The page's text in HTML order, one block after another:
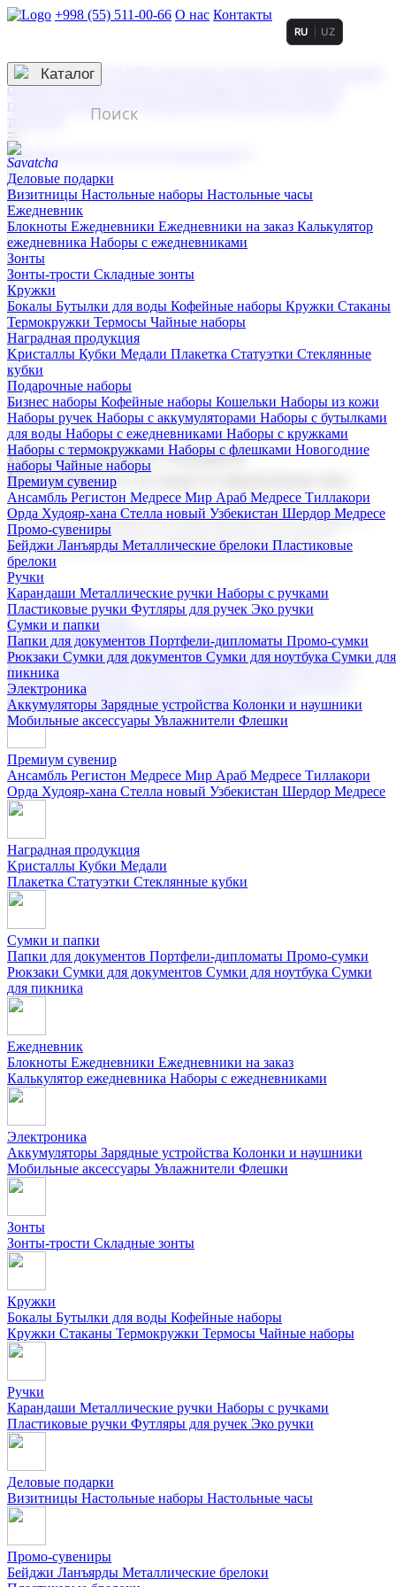
+998 (55) 511-00-66 О нас Контакты
3D гравировка
смолой (Doming)
гравировка твердая
тиснение
RU UZ
☰
Контакты
Каталог
Деловые подарки
Визитницы Настольные наборы Настольные часы
Ежедневник
Блокноты Ежедневники Ежедневники на заказ Калькулятор
ежедневника Наборы с ежедневниками
Зонты
Зонты-трости Складные зонты
Кружки
Бокалы Бутылки для воды Кофейные наборы Кружки Стаканы
Термокружки Термосы Чайные наборы
Наградная продукция
Kристаллы Кубки Медали Плакетка Статуэтки Стеклянные
кубки
Подарочные наборы
Бизнес наборы Кофейные наборы Кошельки Наборы из кожи
Наборы ручек Наборы с аккумуляторами Наборы с бутылками
для воды Наборы с ежедневниками Наборы с кружками
Наборы с термокружками Наборы с флешками Новогодние
наборы Чайные наборы
Премиум сувенир
Ансамбль Регистон Медресе Мир Араб Медресе Тиллакори
Орда Худояр-хана Стелла новый Узбекистан Шердор Медресе
Промо-сувениры
Бейджи Ланъярды Металлические брелоки Пластиковые
брелоки
Ручки
Карандаши Металлические ручки Наборы с ручками
Пластиковые ручки Футляры для ручек Эко ручки
Сумки и папки
Папки для документов Портфели-дипломаты Промо-сумки
Рюкзаки Сумки для документов Сумки для ноутбука Сумки для
пикника
Электроника
Аккумуляторы Зарядные устройства Колонки и наушники
Мобильные аксессуары Увлажнители Флешки
Корпоративные подарки
Поставка со склада и производство
Мы предлагаем широкий выбор корпоративных подарков и
сувениров с логотипом. В нашем каталоге вы найдете
продукцию для бизнеса, мероприятия и клиентов.
Подарочные наборы
Бизнес наборыКофейные наборы Кошельки
Наборы из кожиНаборы ручекНаборы с аккумуляторами
Наборы с бутылками для воды
Наборы с ежедневниками
Наборы с кружками
флешкамиНовогодние наборыЧайные наборы
Премиум сувенир
Ансамбль Регистон Медресе Мир Араб Медресе Тиллакори
Орда Худояр-хана Стелла новый Узбекистан Шердор Медресе
Наградная продукция
Kристаллы Кубки Медали
Плакетка Статуэтки Стеклянные кубки
Сумки и папки
Папки для документов Портфели-дипломаты Промо-сумки
Рюкзаки Сумки для документов Сумки для ноутбука Сумки
для пикника
Ежедневник
Блокноты Ежедневники Ежедневники на заказ
Калькулятор ежедневника Наборы с ежедневниками
Электроника
Аккумуляторы Зарядные устройства Колонки и наушники
Мобильные аксессуары Увлажнители Флешки
Зонты
Зонты-трости Складные зонты
Кружки
Бокалы Бутылки для воды Кофейные наборы
Кружки Стаканы Термокружки Термосы Чайные наборы
Ручки
Карандаши Металлические ручки Наборы с ручками
Пластиковые ручки Футляры для ручек Эко ручки
Деловые подарки
Визитницы Настольные наборы Настольные часы
Промо-сувениры
Бейджи Ланъярды Металлические брелоки